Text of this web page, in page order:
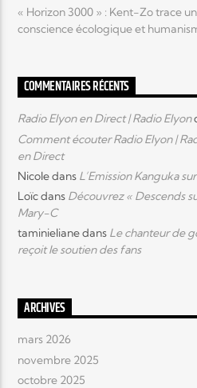
« Horizon 3000 » : Kent-Zo trace
conscience écologique et
COMMENTAIRES RÉCENTS
Radio Elyon en Direct | Radio Elyon
Comment écouter Radio Elyon |
en Direct
Nicoledans L’Emission Kanguka
Loïcdans Découvrez « Descends
Mary-C
taminielianedans Le chanteur de
reçoit le soutien des fans
ARCHIVES
mars 2026
novembre 2025
octobre 2025